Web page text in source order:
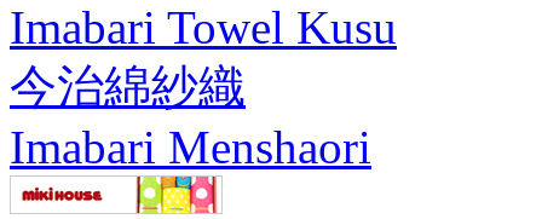
Imabari Towel Kusu
今治綿紗織
Imabari Menshaori